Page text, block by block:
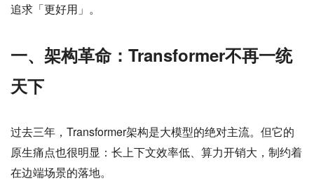
追求「更好用」。
一、架构革命：Transformer不再一统
天下
过去三年，Transformer架构是大模型的绝对主流。但它的
原生痛点也很明显：长上下文效率低、算力开销大，制约着
在边端场景的落地。